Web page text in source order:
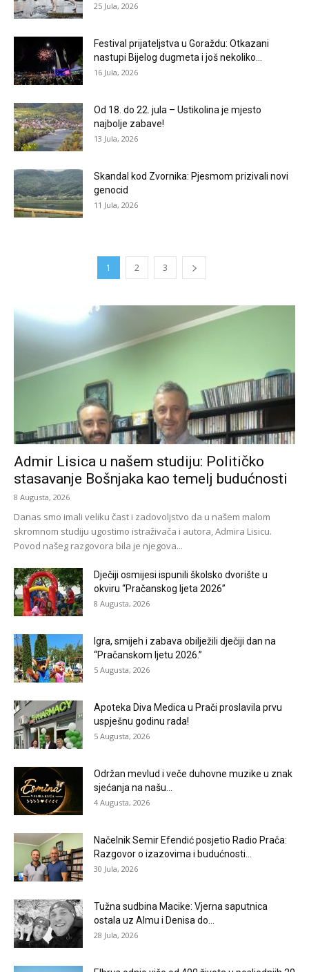
25 Jula, 2026
Festival prijateljstva u Goraždu: Otkazani
nastupi Bijelog dugmeta i još nekoliko...
16 Jula, 2026
Od 18. do 22. jula – Ustikolina je mjesto
najbolje zabave!
13 Jula, 2026
Skandal kod Zvornika: Pjesmom prizivali novi
genocid
11 Jula, 2026
1 2 3
Admir Lisica u našem studiju: Političko
stasavanje Bošnjaka kao temelj budućnosti
8 Augusta, 2026
Danas smo imali veliku čast i zadovoljstvo da u našem malom
skromnom studiju ugostimo istraživača i autora, Admira Lisicu.
Povod našeg razgovora bila je njegova...
Dječiji osmijesi ispunili školsko dvorište u
okviru “Pračanskog ljeta 2026”
8 Augusta, 2026
Igra, smijeh i zabava obilježili dječiji dan na
“Pračanskom ljetu 2026.”
5 Augusta, 2026
Apoteka Diva Medica u Prači proslavila prvu
uspješnu godinu rada!
5 Augusta, 2026
Održan mevlud i veče duhovne muzike u znak
sjećanja na našu...
4 Augusta, 2026
Načelnik Semir Efendić posjetio Radio Prača:
Razgovor o izazovima i budućnosti...
30 Jula, 2026
Tužna sudbina Macike: Vjerna saputnica
ostala uz Almu i Denisa do...
28 Jula, 2026